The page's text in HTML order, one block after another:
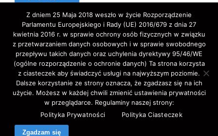
Copyright © 2020 ELA-TRAVEL: Biuro Podróży,
wycieczki, wczasy, pielgrzymki, bilety lotnicze,
autokarowe,promowe,koncertowe,Western-Union,.
Z dniem 25 Maja 2018 weszło w życie Rozporządzenie
Parlamentu Europejskiego i Rady (UE) 2016/679 z dnia 27
kwietnia 2016 r. w sprawie ochrony osób fizycznych w związku
z przetwarzaniem danych osobowych i w sprawie swobodnego
przepływu takich danych oraz uchylenia dyrektywy 95/46/WE
(ogólne rozporządzenie o ochronie danych) Ta strona korzysta
z ciasteczek aby świadczyć usługi na najwyższym poziomie.
Dalsze korzystanie ze strony oznacza, że zgadzasz się na ich
użycie. Możesz w każdej chwili zmienić ustawienia prywatności
w przeglądarce. Regulaminy naszej strony:
Polityka Prywatności
Polityka Ciasteczek
Zgadzam się